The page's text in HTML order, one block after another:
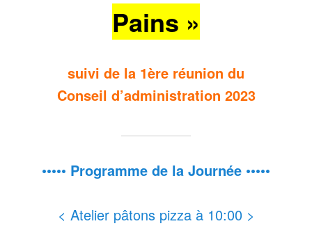
Pains »
suivi de la 1ère réunion du
Conseil d’administration 2023
••••• Programme de la Journée •••••
< Atelier pâtons pizza à 10:00 >